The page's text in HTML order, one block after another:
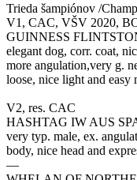
Trieda šampiónov /
V1, CAC, VŠV 2020,
GUINNESS
elegant dog, corr. coat,
more angulation,very g.
loose, nice light and easy
V2, res. CAC
HASHTAG IW AUS
very typ. male, ex.
body, nice head and
—